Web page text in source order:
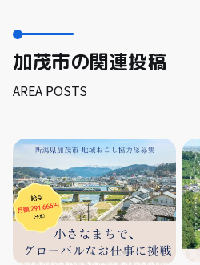
加茂市の関連投稿
AREA POSTS